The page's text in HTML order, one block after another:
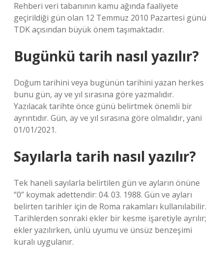
Rehberi veri tabanının kamu ağında faaliyete
geçirildiği gün olan 12 Temmuz 2010 Pazartesi günü
TDK açısından büyük önem taşımaktadır.
Bugünkü tarih nasıl yazılır?
Doğum tarihini veya bugünün tarihini yazan herkes
bunu gün, ay ve yıl sırasına göre yazmalıdır.
Yazılacak tarihte önce günü belirtmek önemli bir
ayrıntıdır. Gün, ay ve yıl sırasına göre olmalıdır, yani
01/01/2021.
Sayılarla tarih nasıl yazılır?
Tek haneli sayılarla belirtilen gün ve ayların önüne
“0” koymak adettendir: 04. 03. 1988. Gün ve ayları
belirten tarihler için de Roma rakamları kullanılabilir.
Tarihlerden sonraki ekler bir kesme işaretiyle ayrılır;
ekler yazılırken, ünlü uyumu ve ünsüz benzeşimi
kuralı uygulanır.